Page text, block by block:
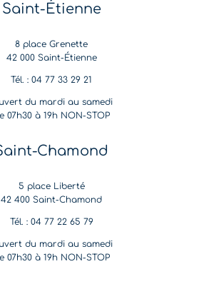
Saint-Étienne
8 place Grenette
42 000 Saint-Étienne
Tél. : 04 77 33 29 21
du mardi au samedi
07h30 à 19h NON-STOP
Chamond
5 place Liberté
42 400 Saint-Chamond
Tél. : 04 77 22 65 79
du mardi au samedi
07h30 à 19h NON-STOP